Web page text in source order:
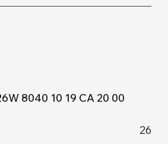
8040 10 19 CA 20 00
26